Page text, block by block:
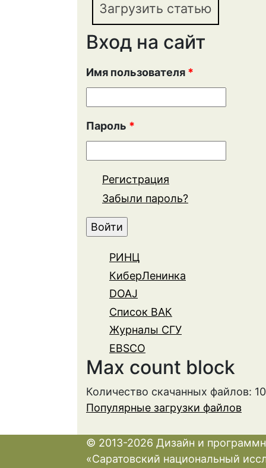
Загрузить статью
Вход на сайт
Имя пользователя *
Пароль *
Регистрация
Забыли пароль?
РИНЦ
КиберЛенинка
DOAJ
Список ВАК
Журналы СГУ
EBSCO
Max count block
Количество скачанных файлов:
Популярные загрузки файлов
© 2013-2026 Дизайн и
«Саратовский национальный